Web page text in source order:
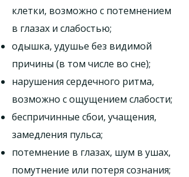
клетки, возможно с потемнением
в глазах и слабостью;
одышка, удушье без видимой
причины (в том числе во сне);
нарушения сердечного ритма,
возможно с ощущением слабости;
беспричинные сбои, учащения,
замедления пульса;
потемнение в глазах, шум в ушах,
помутнение или потеря сознания;